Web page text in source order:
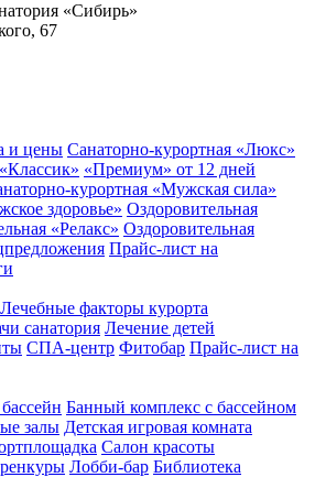
«Сибирь»
67
и цены Санаторно-курортная «Люкс»
«Премиум» от 12 дней
курортная «Мужская сила»
здоровье» Оздоровительная
«Релакс» Оздоровительная
Прайс-лист на
Лечебные факторы курорта
санатория Лечение детей
СПА-центр Фитобар Прайс-лист на
Банный комплекс с бассейном
залы Детская игровая комната
Салон красоты
Лобби-бар Библиотека